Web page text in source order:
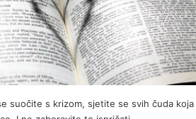
suočite s krizom, sjetite se svih čuda koja